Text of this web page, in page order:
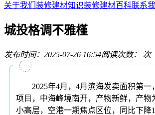
关于我们 装修建材知识装修建材百科联系我
城投格调不雅槿
发布时间：2025-07-26 16:54阅读次数： 次
2025年4月，4月滨海发卖面积第一
项目，中海峰境南开，产物新鲜，产物
小高层，空港一期焦点区位，同比下降